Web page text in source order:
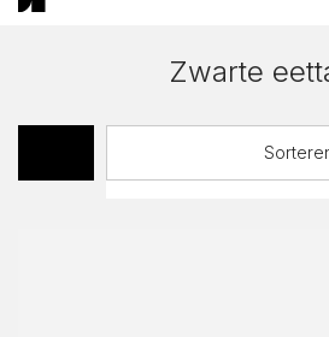
Zwarte